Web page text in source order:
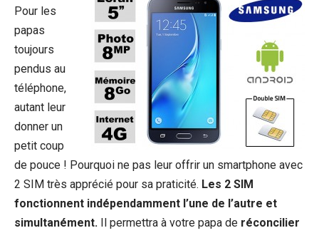
Pour les
papas
toujours
pendus au
téléphone,
autant leur
donner un
petit coup
de pouce ! Pourquoi ne pas leur offrir un smartphone avec
2 SIM très apprécié pour sa praticité. Les 2 SIM
fonctionnent indépendamment l’une de l’autre et
simultanément. Il permettra à votre papa de réconcilier